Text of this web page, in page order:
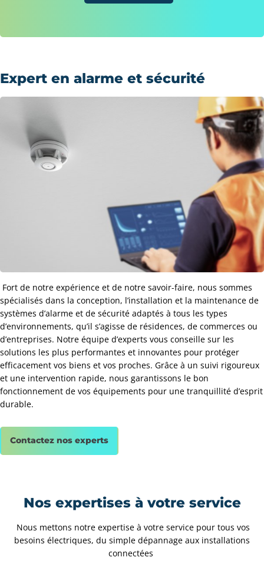
Expert en alarme et sécurité
Fort de notre expérience et de notre savoir-faire, nous sommes
spécialisés dans la conception, l’installation et la maintenance de
systèmes d’alarme et de sécurité adaptés à tous les types
d’environnements, qu’il s’agisse de résidences, de commerces ou
d’entreprises. Notre équipe d’experts vous conseille sur les
solutions les plus performantes et innovantes pour protéger
efficacement vos biens et vos proches. Grâce à un suivi rigoureux
et une intervention rapide, nous garantissons le bon
fonctionnement de vos équipements pour une tranquillité d’esprit
durable.
Contactez nos experts
Nos expertises à votre service
Nous mettons notre expertise à votre service pour tous vos
besoins électriques, du simple dépannage aux installations
connectées